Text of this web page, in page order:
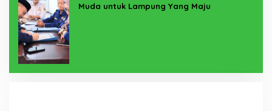
Muda untuk Lampung Yang Maju